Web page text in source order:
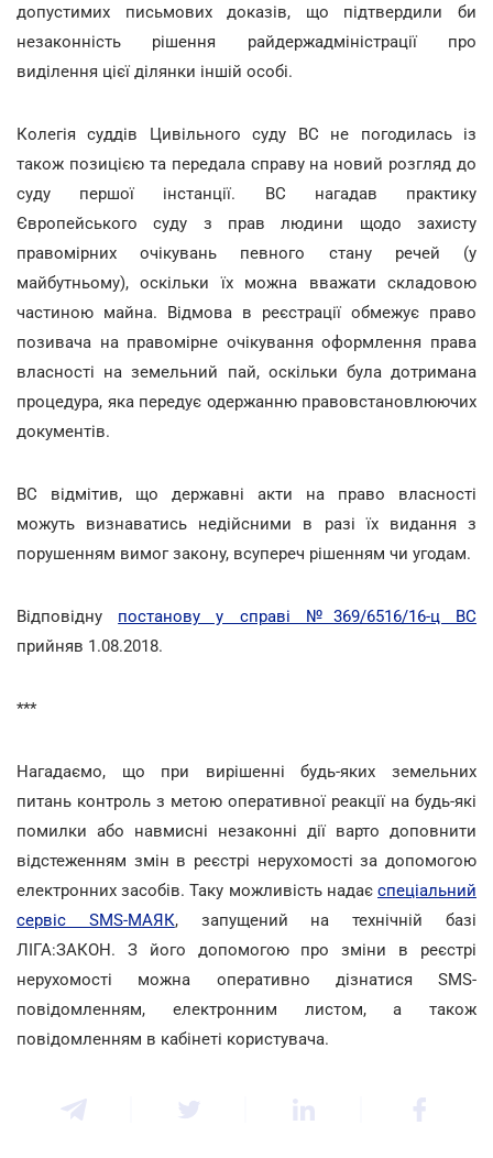
допустимих письмових доказів, що підтвердили би
незаконність рішення райдержадміністрації про
виділення цієї ділянки іншій особі.
Колегія суддів Цивільного суду ВС не погодилась із
також позицією та передала справу на новий розгляд до
суду першої інстанції. ВС нагадав практику
Європейського суду з прав людини щодо захисту
правомірних очікувань певного стану речей (у
майбутньому), оскільки їх можна вважати складовою
частиною майна. Відмова в реєстрації обмежує право
позивача на правомірне очікування оформлення права
власності на земельний пай, оскільки була дотримана
процедура, яка передує одержанню правовстановлюючих
документів.
ВС відмітив, що державні акти на право власності
можуть визнаватись недійсними в разі їх видання з
порушенням вимог закону, всупереч рішенням чи угодам.
Відповідну постанову у справі №369/6516/16-ц ВС
прийняв 1.08.2018.
***
Нагадаємо, що при вирішенні будь-яких земельних
питань контроль з метою оперативної реакції на будь-які
помилки або навмисні незаконні дії варто доповнити
відстеженням змін в реєстрі нерухомості за допомогою
електронних засобів. Таку можливість надає спеціальний
сервіс SMS-МАЯК, запущений на технічній базі
ЛІГА:ЗАКОН. З його допомогою про зміни в реєстрі
нерухомості можна оперативно дізнатися SMS-
повідомленням, електронним листом, а також
повідомленням в кабінеті користувача.